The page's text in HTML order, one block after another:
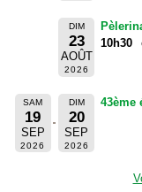
DIM
23
AOÛT
2026
10h30
SAM
19
SEP
2026
DIM
20
SEP
2026
43ème